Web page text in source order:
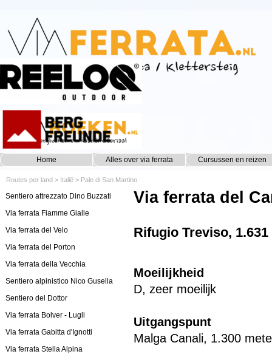
Home Alles over via ferrata ▼
Cursussen en reizen
Routes per land > Italië > Pale di San Martino
Sentiero attrezzato Dino Buzzati
Via ferrata Fiamme Gialle
Via ferrata del Velo
Via ferrata del Porton
Via ferrata della Vecchia
Sentiero alpinistico Nico Gusella
Sentiero del Dottor
Via ferrata Bolver - Lugli
Via ferrata Gabitta d'Ignotti
Via ferrata Stella Alpina
Via ferrata del
Rifugio Treviso,
Moeilijkheid
D, zeer moeilijk
Uitgangspunt
Malga Canali, 1.300